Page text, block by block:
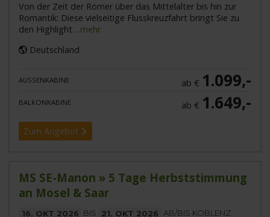
Von der Zeit der Römer über das Mittelalter bis hin zur
Romantik: Diese vielseitige Flusskreuzfahrt bringt Sie zu
den Highlight ...mehr
Deutschland
AUSSENKABINE ab € 1.099,-
BALKONKABINE ab € 1.649,-
Zum Angebot
MS SE-Manon » 5 Tage Herbststimmung
an Mosel & Saar
16. OKT 2026 BIS 21. OKT 2026 AB/BIS KOBLENZ